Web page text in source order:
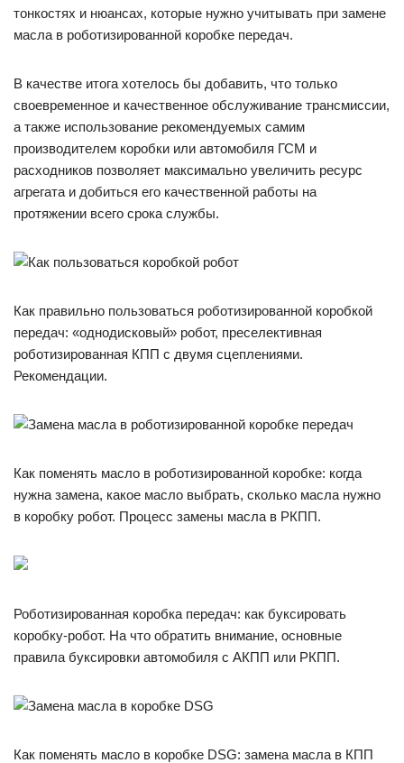
тонкостях и нюансах, которые нужно учитывать при замене
масла в роботизированной коробке передач.
В качестве итога хотелось бы добавить, что только
своевременное и качественное обслуживание трансмиссии,
а также использование рекомендуемых самим
производителем коробки или автомобиля ГСМ и
расходников позволяет максимально увеличить ресурс
агрегата и добиться его качественной работы на
протяжении всего срока службы.
Как правильно пользоваться роботизированной коробкой
передач: «однодисковый» робот, преселективная
роботизированная КПП с двумя сцеплениями.
Рекомендации.
Как поменять масло в роботизированной коробке: когда
нужна замена, какое масло выбрать, сколько масла нужно
в коробку робот. Процесс замены масла в РКПП.
Роботизированная коробка передач: как буксировать
коробку-робот. На что обратить внимание, основные
правила буксировки автомобиля с АКПП или РКПП.
Как поменять масло в коробке DSG: замена масла в КПП